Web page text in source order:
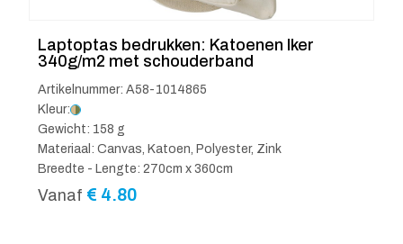
Laptoptas bedrukken: Katoenen Iker
340g/m2 met schouderband
Artikelnummer: A58-1014865
Kleur:
Gewicht: 158 g
Materiaal: Canvas, Katoen, Polyester, Zink
Breedte - Lengte: 270cm x 360cm
Vanaf € 4.80